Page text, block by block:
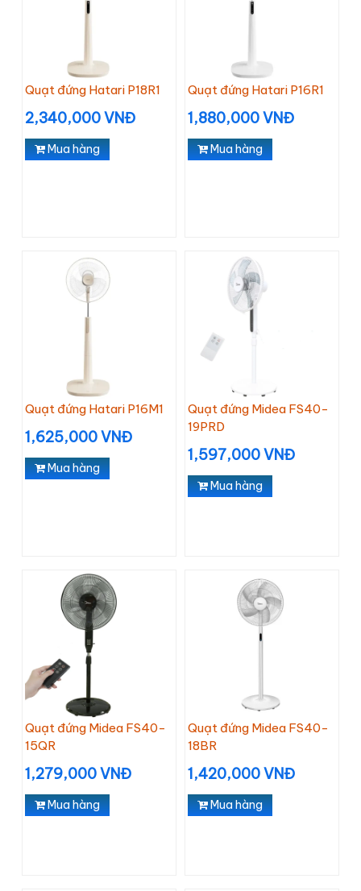
Quạt đứng Hatari P18R1
2,340,000 VNĐ
Mua hàng
Quạt đứng Hatari P16R1
1,880,000 VNĐ
Mua hàng
Quạt đứng Hatari P16M1
1,625,000 VNĐ
Mua hàng
Quạt đứng Midea FS40-
19PRD
1,597,000 VNĐ
Mua hàng
Quạt đứng Midea FS40-
15QR
1,279,000 VNĐ
Mua hàng
Quạt đứng Midea FS40-
18BR
1,420,000 VNĐ
Mua hàng